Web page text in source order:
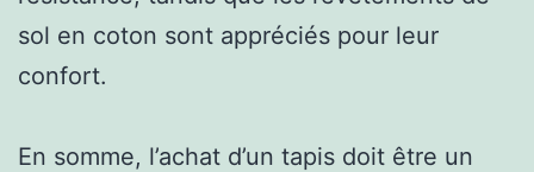
sol en coton sont appréciés pour leur
confort.
En somme, l’achat d’un tapis doit être un